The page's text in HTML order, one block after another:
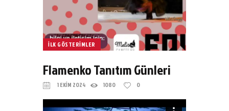
ILK GÖSTERIMLER
Flamenko Tanıtım Günleri
1 EKIM 2024 1080 0